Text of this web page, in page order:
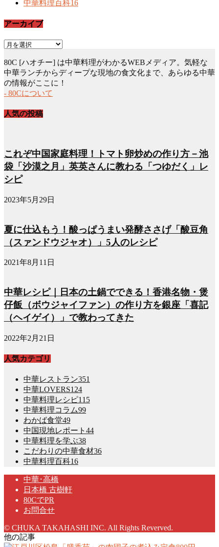
中華料理百科16
アーカイブ
ア
カ
イ
ブ
80C [ハオチー] は中華料理がわかるWEBメディア。気軽な
中華ランチからディープな現地の食文化まで、あらゆる中華
の情報がここに！
- 80Cについて
人気の投稿
これぞ中国家庭料理！トマト卵炒めの作り方－池
袋「沙漠之月」英英さんに教わる「つゆだく」レ
シピ
2023年5月29日
夏に仕込もう！酸っぱうまい発酵ささげ「酸豆角
（スァンドウジャオ）」5人のレシピ
2021年8月11日
中華レシピ｜日本の土鍋でできる！香港名物・煲
仔飯（ボウジャイファン）の作り方を銀座「喜記
（ヘイゲイ）」で教わってきた
2022年2月21日
人気カテゴリ
中華レストラン351
中華LOVERS124
中華料理レシピ115
中華料理コラム99
わかば食堂49
中国現地レポート 44
中華料理を学ぶ38
こだわりの中華食材36
中華料理百科16
中華･高橋
日本橋 古樹軒
80CでPR
お問合せ
© CHUKA TAKAHASHI INC. All Rights Reverved.
他の記事